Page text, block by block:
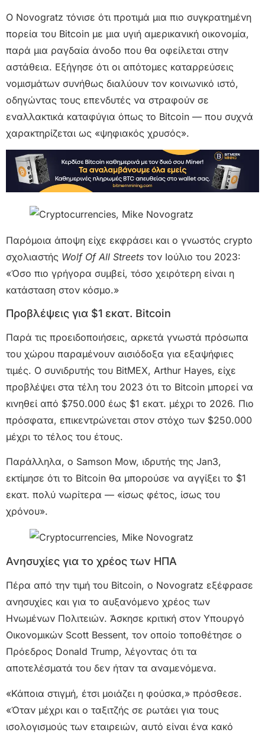
Ο Novogratz τόνισε ότι προτιμά μια πιο συγκρατημένη
πορεία του Bitcoin με μια υγιή αμερικανική οικονομία,
παρά μια ραγδαία άνοδο που θα οφείλεται στην
αστάθεια. Εξήγησε ότι οι απότομες καταρρεύσεις
νομισμάτων συνήθως διαλύουν τον κοινωνικό ιστό,
οδηγώντας τους επενδυτές να στραφούν σε
εναλλακτικά καταφύγια όπως το Bitcoin — που συχνά
χαρακτηρίζεται ως «ψηφιακός χρυσός».
Παρόμοια άποψη είχε εκφράσει και ο γνωστός crypto
σχολιαστής Wolf Of All Streets τον Ιούλιο του 2023:
«Όσο πιο γρήγορα συμβεί, τόσο χειρότερη είναι η
κατάσταση στον κόσμο.»
Προβλέψεις για $1 εκατ. Bitcoin
Παρά τις προειδοποιήσεις, αρκετά γνωστά πρόσωπα
του χώρου παραμένουν αισιόδοξα για εξαψήφιες
τιμές. Ο συνιδρυτής του BitMEX, Arthur Hayes, είχε
προβλέψει στα τέλη του 2023 ότι το Bitcoin μπορεί να
κινηθεί από $750.000 έως $1 εκατ. μέχρι το 2026. Πιο
πρόσφατα, επικεντρώνεται στον στόχο των $250.000
μέχρι το τέλος του έτους.
Παράλληλα, ο Samson Mow, ιδρυτής της Jan3,
εκτίμησε ότι το Bitcoin θα μπορούσε να αγγίξει το $1
εκατ. πολύ νωρίτερα — «ίσως φέτος, ίσως του
χρόνου».
Ανησυχίες για το χρέος των ΗΠΑ
Πέρα από την τιμή του Bitcoin, ο Novogratz εξέφρασε
ανησυχίες και για το αυξανόμενο χρέος των
Ηνωμένων Πολιτειών. Άσκησε κριτική στον Υπουργό
Οικονομικών Scott Bessent, τον οποίο τοποθέτησε ο
Πρόεδρος Donald Trump, λέγοντας ότι τα
αποτελέσματά του δεν ήταν τα αναμενόμενα.
«Κάποια στιγμή, έτσι μοιάζει η φούσκα,» πρόσθεσε.
«Όταν μέχρι και ο ταξιτζής σε ρωτάει για τους
ισολογισμούς των εταιρειών, αυτό είναι ένα κακό